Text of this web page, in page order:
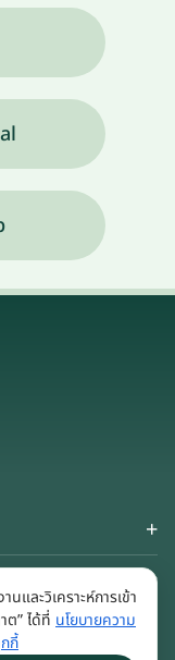
และวิเคราะห์การเข้า
ต” ได้ที่ นโยบายความ
กี้